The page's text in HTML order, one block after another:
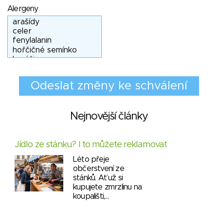
Alergeny
Nejnovější články
Jídlo ze stánku? I to můžete reklamovat
Léto přeje
občerstvení ze
stánků. Ať už si
kupujete zmrzlinu na
koupališti,…